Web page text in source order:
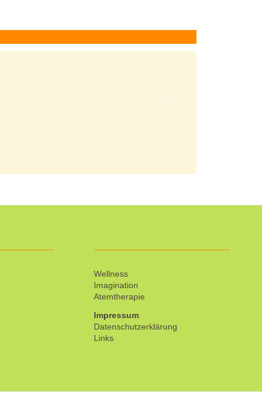
Wellness
Imagination
Atemtherapie
Impressum
Datenschutzerklärung
Links